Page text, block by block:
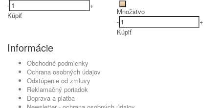
-
+
Kúpiť
Množstvo
-
+
Kúpiť
Informácie
Obchodné podmienky
Ochrana osobných údajov
Odstúpenie od zmluvy
Reklamačný poriadok
Doprava a platba